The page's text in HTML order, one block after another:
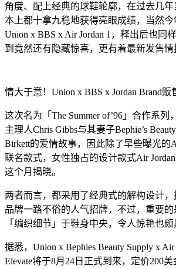
角度、配上经典的球鞋轮廓，在过去几
本上都十拿九稳地获得亮眼成绩，当然
Union x BBS x Air Jordan 1，释出后也同
到竟然还有隐藏惊喜，更有着最新发售情
情大于意！Union x BBS x Jordan Brand贩
这次名为「The Summer of’96」合作系列
主理人Chris Gibbs与其妻子Bephie’s
Birkett的爱情故事，因此除了早些曝光的
联名款式，女性独占的设计款式Air Jordan
这个月揭晓。
两者而言，都采用了经典式的解构设计
品牌一路不俗的人气招牌，不过，重要
「编织细节」于鞋身中央，令人惊艳也颇
据悉，Union x Bephies Beauty Supply x Air
Elevate将于8月24日正式到来，定价200美